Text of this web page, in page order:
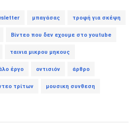
μπαγάσας τροφή για σκέψη
Βίντεο που δεν εχουμε στο youtube
ταινια μικρου μηκους
έργο οντισιόν άρθρο
τρίτων μουσικη συνθεση